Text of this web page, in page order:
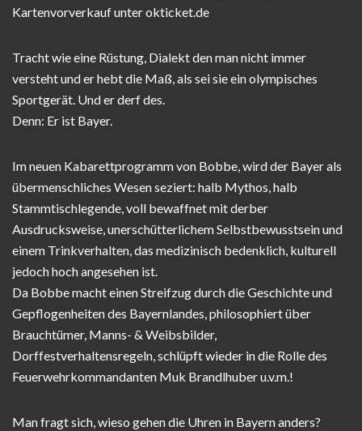
Kartenvorverkauf unter okticket.de
Tracht wie eine Rüstung, Dialekt den man nicht immer
versteht und er hebt die Maß, als sei sie ein olympisches
Sportgerät. Und er derf des.
Denn: Er ist Bayer.
Im neuen Kabarettprogramm von Bobbe, wird der Bayer als
übermenschliches Wesen seziert: halb Mythos, halb
Stammtischlegende, voll bewaffnet mit derber
Ausdrucksweise, unerschütterlichem Selbstbewusstsein und
einem Trinkverhalten, das medizinisch bedenklich, kulturell
jedoch hoch angesehen ist.
Da Bobbe macht einen Streifzug durch die Geschichte und
Gepflogenheiten des Bayernlandes, philosophiert über
Brauchtümer, Manns- & Weibsbilder,
Dorffestverhaltensregeln, schlüpft wieder in die Rolle des
Feuerwehrkommandanten Muk Brandlhuber u.v.m.!
Man fragt sich, wieso gehen die Uhren in Bayern anders?